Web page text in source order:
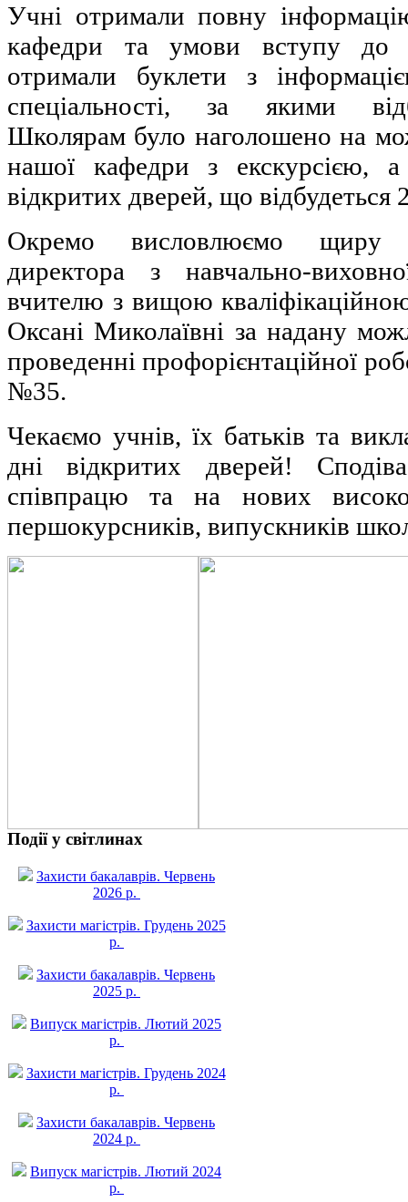
Учні отримали повну
кафедри та умови вступу
отримали буклети з
спеціальності, за якими
Школярам було наголошено на
нашої кафедри з екскурсією,
відкритих дверей, що відбудеться
Окремо висловлюємо щиру
директора з навчально-
вчителю з вищою
Оксані Миколаївні за надану
проведенні профорієнтаційної
№35.
Чекаємо учнів, їх батьків та
дні відкритих дверей!
співпрацю та на нових
першокурсників, випускників
Події у світлинах
Захисти бакалаврів. Червень
2026 р.
Захисти магістрів. Грудень 2025
р.
Захисти бакалаврів. Червень
2025 р.
Випуск магістрів. Лютий 2025
р.
Захисти магістрів. Грудень 2024
р.
Захисти бакалаврів. Червень
2024 р.
Випуск магістрів. Лютий 2024
р.